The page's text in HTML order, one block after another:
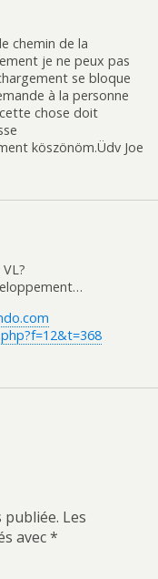
chemin de la
je ne peux pas
se bloque
à la personne
chose doit
köszönöm.Üdv Joe
publiée. Les
avec*